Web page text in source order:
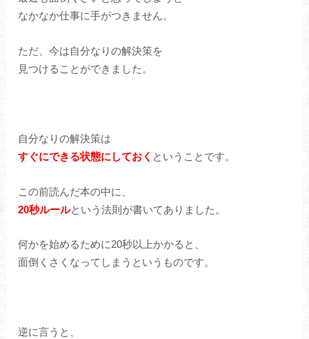
なかなか仕事に手がつきません。
ただ、今は自分なりの解決策を
見つけることができました。
自分なりの解決策は
すぐにできる状態にしておく ということです。
この前読んだ本の中に、
20秒ルールという法則が書いてありました。
何かを始めるために20秒以上かかると、
面倒くさくなってしまうというものです。
逆に言うと、